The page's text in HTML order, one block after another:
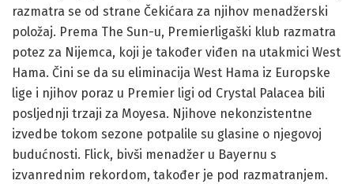
razmatra se od strane Čekićara za njihov menadžerski
položaj. Prema The Sun-u, Premierligaški klub razmatra
potez za Nijemca, koji je također viđen na utakmici West
Hama. Čini se da su eliminacija West Hama iz Europske
lige i njihov poraz u Premier ligi od Crystal Palacea bili
posljednji trzaji za Moyesa. Njihove nekonzistentne
izvedbe tokom sezone potpalile su glasine o njegovoj
budućnosti. Flick, bivši menadžer u Bayernu s
izvanrednim rekordom, također je pod razmatranjem.